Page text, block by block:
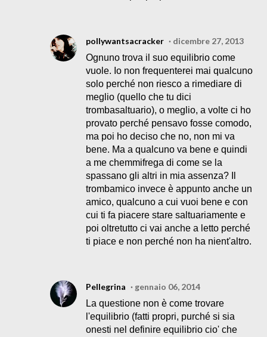
pollywantsacracker
dicembre 27, 2013
Ognuno trova il suo equilibrio come
vuole. Io non frequenterei mai qualcuno
solo perché non riesco a rimediare di
meglio (quello che tu dici
trombasaltuario), o meglio, a volte ci ho
provato perché pensavo fosse comodo,
ma poi ho deciso che no, non mi va
bene. Ma a qualcuno va bene e quindi
a me chemmifrega di come se la
spassano gli altri in mia assenza? Il
trombamico invece è appunto anche un
amico, qualcuno a cui vuoi bene e con
cui ti fa piacere stare saltuariamente e
poi oltretutto ci vai anche a letto perché
ti piace e non perché non ha nient'altro.
Pellegrina
gennaio 06, 2014
La questione non è come trovare
l'equilibrio (fatti propri, purché si sia
onesti nel definire equilibrio cio' che